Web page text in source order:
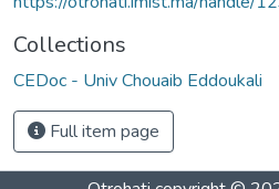
Collections
CEDoc - Univ Chouaib Eddoukali
Full item page